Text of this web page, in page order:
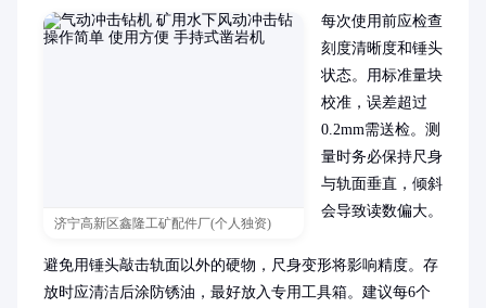
济宁高新区鑫隆工矿配件厂(个人独资)
每次使用前应检查
刻度清晰度和锤头
状态。用标准量块
校准，误差超过
0.2mm需送检。测
量时务必保持尺身
与轨面垂直，倾斜
会导致读数偏大。
避免用锤头敲击轨面以外的硬物，尺身变形将影响精度。存
放时应清洁后涂防锈油，最好放入专用工具箱。建议每6个